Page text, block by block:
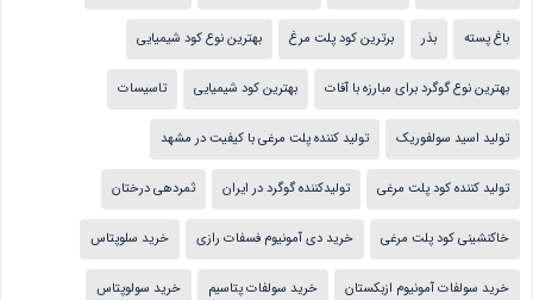
باغ پسته بذر برترین کود پلت مرغ بهترین نوع کود شیمیایی
بهترین نوع گوگرد برای مبارزه با آفات بهترین کود شیمیایی تاسیسات
تولید اسید سولفوریک تولید کننده پلت مرغی با کیفیت در مشهد
تولید کننده کود پلت مرغی تولیدکننده گوگرد در ایران ثمردهی درختان
خاکنشینی کود پلت مرغی خرید دی آمونیوم فسفات رازی خرید سلوپتاس
خرید سولفات آمونیوم ازبکستان خرید سولفات پتاسیم خرید سولوپتاس